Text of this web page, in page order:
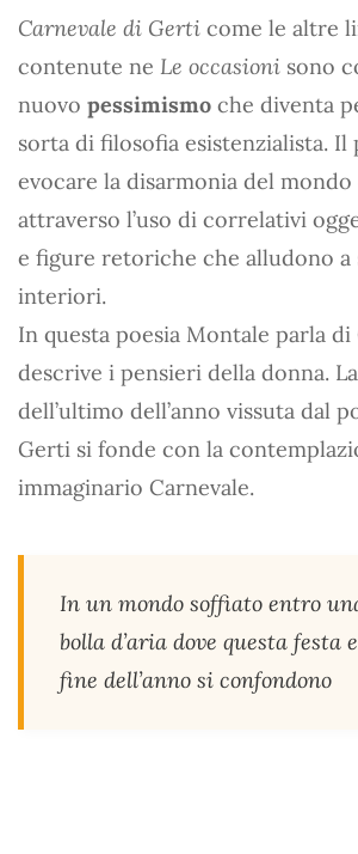
Carnevale di Gerti come le altre
contenute ne Le occasioni sono
nuovo pessimismo che diventa
sorta di filosofia esistenzialista. Il
evocare la disarmonia del
attraverso l’uso di correlativi
e figure retoriche che alludono a
interiori.
In questa poesia Montale parla
descrive i pensieri della donna.
dell’ultimo dell’anno vissuta dal
Gerti si fonde con la
immaginario Carnevale.
In un mondo soffiato entro
bolla d’aria dove questa festa
fine dell’anno si confondono